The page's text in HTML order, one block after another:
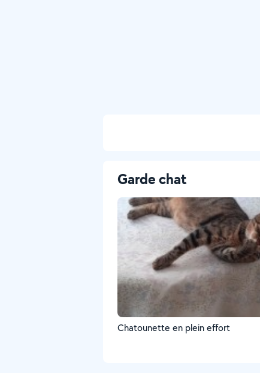
Garde chat
Chatounette en plein effort